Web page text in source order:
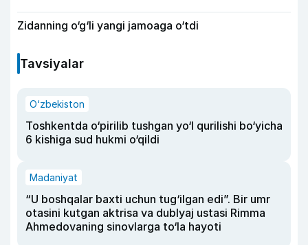
Zidanning o‘g‘li yangi jamoaga o‘tdi
Tavsiyalar
O‘zbekiston
Toshkentda o‘pirilib tushgan yo‘l qurilishi bo‘yicha
6 kishiga sud hukmi o‘qildi
Madaniyat
“U boshqalar baxti uchun tug‘ilgan edi”. Bir umr
otasini kutgan aktrisa va dublyaj ustasi Rimma
Ahmedovaning sinovlarga to‘la hayoti